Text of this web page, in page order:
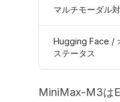
マルチモーダル
Hugging Face /
ステータス
MiniMax-M3は